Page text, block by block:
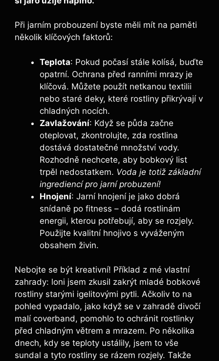
Při jarním probouzení byste měli mít na paměti
několik klíčových faktorů:
Teplota: ⁤Pokud⁤ počasí stále kolísá, ⁢buďte⁢
opatrní. Ochrana před ranními mrazy je
klíčová. Můžete použít netkanou textilii
nebo⁢ staré deky, které rostliny přikrývají v
‍chladných nocích.
Zavlažování:⁣ Když⁢ se půda začne⁢
oteplovat, zkontrolujte, zda​ rostlina
dostává dostatečné množství vody.
Rozhodně nechcete,‌ aby bobkový list
trpěl nedostatkem. Voda je totiž základní
ingrediencí pro jarní probuzení!
Hnojení: ⁤Jarní hnojení je jako dobrá
snídaně po fitness – dodá rostlinám
energii, kterou potřebují, aby se rozjely.
Použijte kvalitní hnojivo s vyváženým
⁢obsahem ‍živin.
Nebojte se být kreativní! Příklad z mé vlastní
zahrady: loni jsem zkusil zakrýt mladé bobkové
rostliny starými igelitovými pytli. Ačkoliv to na
pohled vypadalo, jako když ⁢se v zahradě ‍divočí
malí coverband, pomohlo to ochránit rostlinky
před chladným větrem a mrazem. Po několika
dnech, kdy se teploty ⁣ustálily, jsem to vše
sundal a tyto rostliny​ se rázem rozjely. Takže